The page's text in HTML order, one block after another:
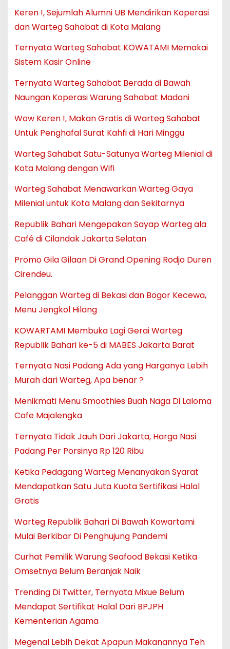
Keren !, Sejumlah Alumni UB Mendirikan Koperasi
dan Warteg Sahabat di Kota Malang
Ternyata Warteg Sahabat KOWATAMI Memakai
Sistem Kasir Online
Ternyata Warteg Sahabat Berada di Bawah
Naungan Koperasi Warung Sahabat Madani
Wow Keren !, Makan Gratis di Warteg Sahabat
Untuk Penghafal Surat Kahfi di Hari Minggu
Warteg Sahabat Satu-Satunya Warteg Milenial di
Kota Malang dengan Wifi
Warteg Sahabat Menawarkan Warteg Gaya
Milenial untuk Kota Malang dan Sekitarnya
Republik Bahari Mengepakan Sayap Warteg ala
Café di Cilandak Jakarta Selatan
Promo Gila Gilaan Di Grand Opening Rodjo Duren
Cirendeu.
Pelanggan Warteg di Bekasi dan Bogor Kecewa,
Menu Jengkol Hilang
KOWARTAMI Membuka Lagi Gerai Warteg
Republik Bahari ke-5 di MABES Jakarta Barat
Ternyata Nasi Padang Ada yang Harganya Lebih
Murah dari Warteg, Apa benar ?
Menikmati Menu Smoothies Buah Naga Di Laloma
Cafe Majalengka
Ternyata Tidak Jauh Dari Jakarta, Harga Nasi
Padang Per Porsinya Rp 120 Ribu
Ketika Pedagang Warteg Menanyakan Syarat
Mendapatkan Satu Juta Kuota Sertifikasi Halal
Gratis
Warteg Republik Bahari Di Bawah Kowartami
Mulai Berkibar Di Penghujung Pandemi
Curhat Pemilik Warung Seafood Bekasi Ketika
Omsetnya Belum Beranjak Naik
Trending Di Twitter, Ternyata Mixue Belum
Mendapat Sertifikat Halal Dari BPJPH
Kementerian Agama
Megenal Lebih Dekat Apapun Makanannya Teh